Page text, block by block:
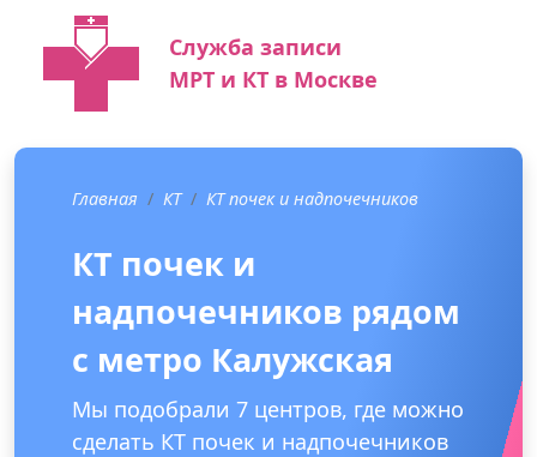
Служба записи
МРТ и КТ в Москве
Главная КТ КТ почек и надпочечников
КТ почек и
надпочечников рядом
с метро Калужская
Мы подобрали 7 центров, где можно
сделать КТ почек и надпочечников